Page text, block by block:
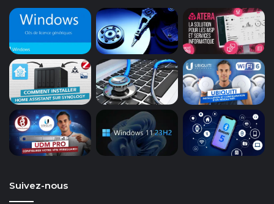
Suivez-nous